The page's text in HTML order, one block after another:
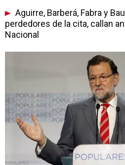
Aguirre, Barberá, Fabra y
perdedores de la cita, callan
Nacional